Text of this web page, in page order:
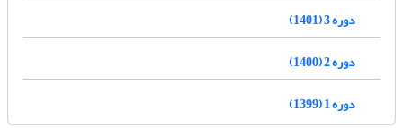
دوره 3 (1401)
دوره 2 (1400)
دوره 1 (1399)